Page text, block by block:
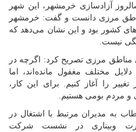
آزادسازی خرمشهر، این شهر
مرزی دانست و گفت: خرمشهر
کشور بود و این نشان می‌دهد که
نیست.
مناطق مرزی تصریح کرد: اگرچه در
مختلف مغفول مانده‌اند، اما
را آغاز کنیم. برای این کار،
و مردم بومی هستیم.
به مدیران مرتبط با اشتغال در
وبیناری در نشست شرکت